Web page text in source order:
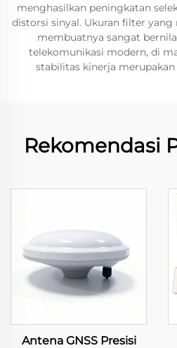
menghasilkan peningkatan
distorsi sinyal. Ukuran filter yang
membuatnya sangat
telekomunikasi modern, di
stabilitas kinerja
Rekomendasi
Antena GNSS Presisi